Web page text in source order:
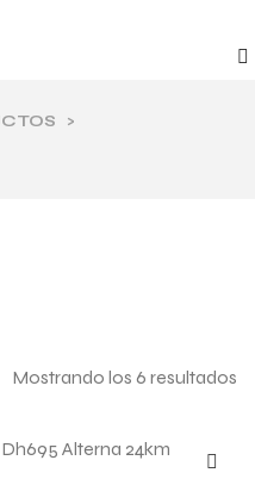
>
Mostrando los 6 resultados